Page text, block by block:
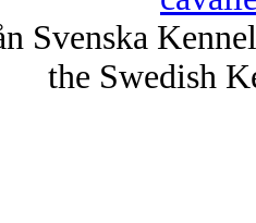
Svenska
the Swedish